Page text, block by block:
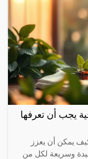
5 فوائد صحية يجب أن تعرفها
يمكن أن يعزز
وسريعة لكل من